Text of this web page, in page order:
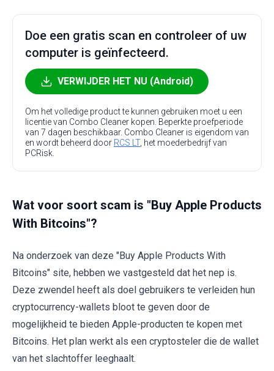
Doe een gratis scan en controleer of uw
computer is geïnfecteerd.
VERWIJDER HET NU (Android)
Om het volledige product te kunnen gebruiken moet u een
licentie van Combo Cleaner kopen. Beperkte proefperiode
van 7 dagen beschikbaar. Combo Cleaner is eigendom van
en wordt beheerd door RCS LT, het moederbedrijf van
PCRisk.
Wat voor soort scam is "Buy Apple Products
With Bitcoins"?
Na onderzoek van deze "Buy Apple Products With
Bitcoins" site, hebben we vastgesteld dat het nep is.
Deze zwendel heeft als doel gebruikers te verleiden hun
cryptocurrency-wallets bloot te geven door de
mogelijkheid te bieden Apple-producten te kopen met
Bitcoins. Het plan werkt als een cryptosteler die de wallet
van het slachtoffer leeghaalt.